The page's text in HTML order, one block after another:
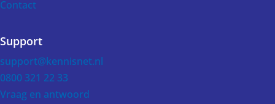
Contact
Support
support@kennisnet.nl
0800 321 22 33
Vraag en antwoord